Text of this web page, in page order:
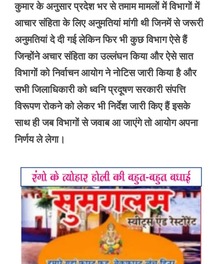
कुमार के अनुसार प्रदेश भर से तमाम मामलों में विभागों में
आचार संहिता के लिए अनुमतियां मांगी थी जिनमें से जरूरी
अनुमतियां दे दी गई लेकिन फिर भी कुछ विभाग ऐसे हैं
जिन्होंने अचार संहिता का उल्लंघन किया और ऐसे सात
विभागों को निर्वाचन आयोग ने नोटिस जारी किया है और
सभी जिलाधिकारी को ध्वनि प्रदूषण सरकारी संपत्ति
विरूपण रोकने को लेकर भी निर्देश जारी किए हैं इसके
साथ ही जब विभागों से जवाब आ जाएंगे तो आयोग अपना
निर्णय ले लेगा।